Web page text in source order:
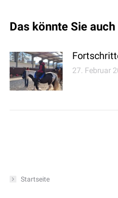
Das könnte Sie
27. Februar
Startseite